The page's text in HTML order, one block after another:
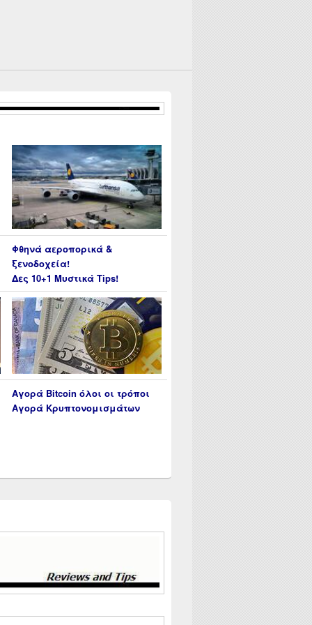
Φθηνά αεροπορικά &
ξενοδοχεία!
Δες 10+1 Μυστικά Tips!
Αγορά Bitcoin όλοι οι τρόποι
Αγορά Κρυπτονομισμάτων